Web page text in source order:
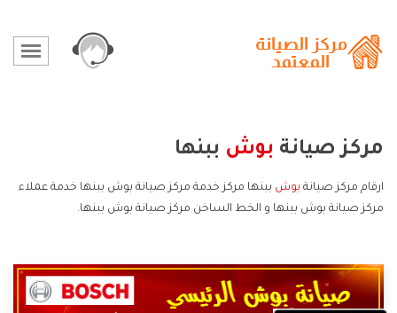
مركز صيانة بوش ببنها
ارقام مركز صيانة بوش ببنها مركز خدمة مركز صيانة بوش ببنها خدمة عملاء
مركز صيانة بوش ببنها و الخط الساخن مركز صيانة بوش ببنها.